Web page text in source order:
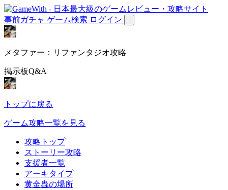
事前ガチャ ゲーム検索 ログイン
メタファー：リファンタジオ攻略
掲示板Q&A
トップに戻る
ゲーム攻略一覧を見る
攻略トップ
ストーリー攻略
支援者一覧
アーキタイプ
黄金蟲の場所